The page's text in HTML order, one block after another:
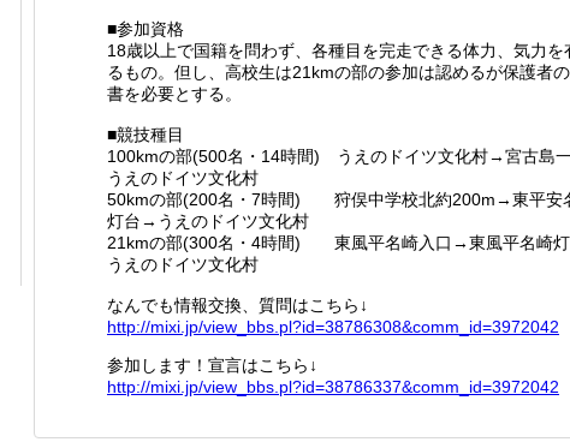
■参加資格
18歳以上で国籍を問わず、各種目を完走できる体力、気力を
るもの。但し、高校生は21kmの部の参加は認めるが保護者
書を必要とする。
■競技種目
100kmの部(500名・14時間) うえのドイツ文化村→宮古島
うえのドイツ文化村
50kmの部(200名・7時間) 狩俣中学校北約200m→東平安
灯台→うえのドイツ文化村
21kmの部(300名・4時間) 東風平名崎入口→東風平名崎
うえのドイツ文化村
なんでも情報交換、質問はこちら↓
http://mixi.jp/view_bbs.pl?id=38786308&comm_id=3972042
参加します！宣言はこちら↓
http://mixi.jp/view_bbs.pl?id=38786337&comm_id=3972042